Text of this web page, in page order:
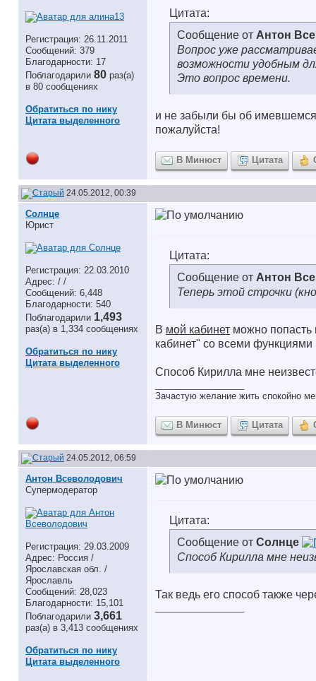
Регистрация: 26.11.2011
Сообщений: 379
Благодарности: 17
Поблагодарили 80 раз(а)
в 80 сообщениях
Обратиться по нику
Цитата выделенного
Цитата:
Сообщение от Антон
Вопрос уже
возможности удобным
Это вопрос времени.
и не забыли бы об
пожалуйста!
В Минюст Цитата
24.05.2012, 00:39
Солнце
Юрист
Регистрация: 22.03.2010
Адрес: / /
Сообщений: 6,448
Благодарности: 540
Поблагодарили 1,493
раз(а) в 1,334 сообщениях
Обратиться по нику
Цитата выделенного
Цитата:
Сообщение от Антон
Теперь этой строчки
В мой кабинет можно попасть
кабинет" со всеми функциями
Способ Кирилла мне
Зачастую желание жить спокойно
В Минюст Цитата
24.05.2012, 06:59
Антон Всеволодович
Супермодератор
Регистрация: 29.03.2009
Адрес: Россия /
Ярославская обл. /
Ярославль
Сообщений: 28,023
Благодарности: 15,101
Поблагодарили 3,661
раз(а) в 3,413 сообщениях
Обратиться по нику
Цитата выделенного
Цитата:
Сообщение от Солнце
Способ Кирилла мне
Так ведь его способ также